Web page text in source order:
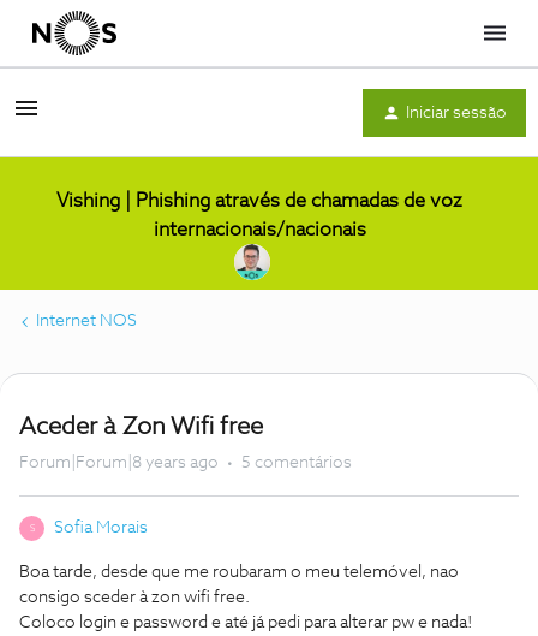
Menu
Iniciar sessão
Vishing | Phishing através de chamadas de voz
internacionais/nacionais
Internet NOS
Aceder à Zon Wifi free
Forum|Forum|8 years ago 5 comentários
S Sofia Morais
Boa tarde, desde que me roubaram o meu telemóvel, nao
consigo sceder à zon wifi free.
Coloco login e password e até já pedi para alterar pw e nada!